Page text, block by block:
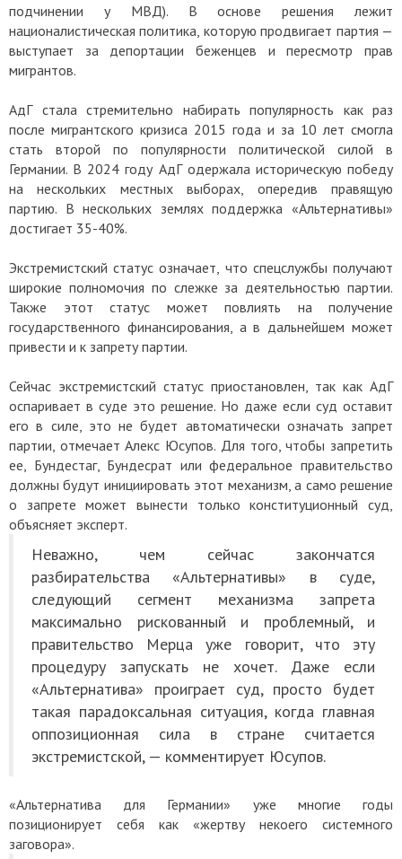
подчинении у МВД). В основе решения лежит
националистическая политика, которую продвигает партия —
выступает за депортации беженцев и пересмотр прав
мигрантов.
АдГ стала стремительно набирать популярность как раз
после мигрантского кризиса 2015 года и за 10 лет смогла
стать второй по популярности политической силой в
Германии. В 2024 году АдГ одержала историческую победу
на нескольких местных выборах, опередив правящую
партию. В нескольких землях поддержка «Альтернативы»
достигает 35-40%.
Экстремистский статус означает, что спецслужбы получают
широкие полномочия по слежке за деятельностью партии.
Также этот статус может повлиять на получение
государственного финансирования, а в дальнейшем может
привести и к запрету партии.
Сейчас экстремистский статус приостановлен, так как АдГ
оспаривает в суде это решение. Но даже если суд оставит
его в силе, это не будет автоматически означать запрет
партии, отмечает Алекс Юсупов. Для того, чтобы запретить
ее, Бундестаг, Бундесрат или федеральное правительство
должны будут инициировать этот механизм, а само решение
о запрете может вынести только конституционный суд,
объясняет эксперт.
Неважно, чем сейчас закончатся
разбирательства «Альтернативы» в суде,
следующий сегмент механизма запрета
максимально рискованный и проблемный, и
правительство Мерца уже говорит, что эту
процедуру запускать не хочет. Даже если
«Альтернатива» проиграет суд, просто будет
такая парадоксальная ситуация, когда главная
оппозиционная сила в стране считается
экстремистской, — комментирует Юсупов.
«Альтернатива для Германии» уже многие годы
позиционирует себя как «жертву некоего системного
заговора».